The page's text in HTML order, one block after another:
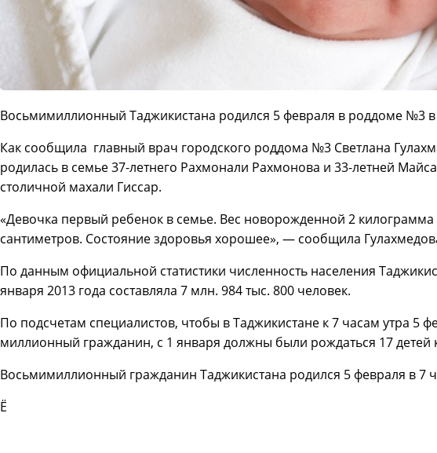
Восьмимиллионный Таджикистана родился 5 февраля в роддоме №3
Как сообщила главный врач городского роддома №3 Светлана
родилась в семье 37-летнего Рахмонали Рахмонова и 33-летней
столичной махали Гиссар.
«Девочка первый ребенок в семье. Вес новорожденной 2 килограмма
сантиметров. Состояние здоровья хорошее», — сообщила
По данным официальной статистики численность населения
января 2013 года составляла 7 млн. 984 тыс. 800 человек.
По подсчетам специалистов, чтобы в Таджикистане к 7 часам утра 5
миллионный гражданин, с 1 января должны были рождаться 17 детей
Восьмимиллионный гражданин Таджикистана родился 5 февраля в 7
Ё